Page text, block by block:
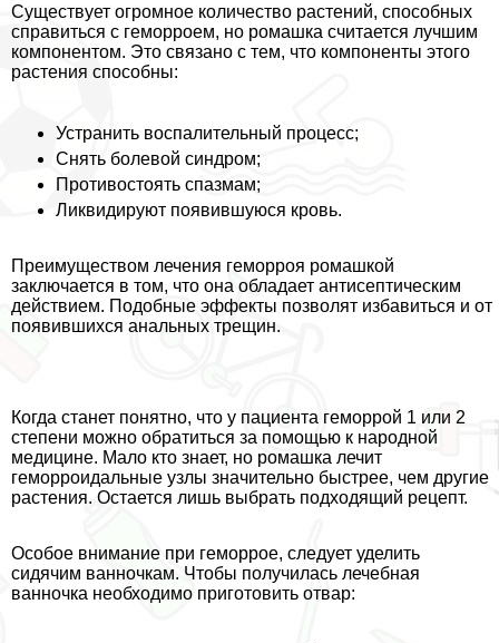
Существует огромное количество растений, способных
справиться с геморроем, но ромашка считается лучшим
компонентом. Это связано с тем, что компоненты этого
растения способны:
Устранить воспалительный процесс;
Снять болевой синдром;
Противостоять спазмам;
Ликвидируют появившуюся кровь.
Преимуществом лечения геморроя ромашкой
заключается в том, что она обладает антисептическим
действием. Подобные эффекты позволят избавиться и от
появившихся aнaльных трещин.
Когда станет понятно, что у пациента геморрой 1 или 2
степени можно обратиться за помощью к народной
медицине. Мало кто знает, но ромашка лечит
геморроидальные узлы значительно быстрее, чем другие
растения. Остается лишь выбрать подходящий рецепт.
Особое внимание при геморрое, следует уделить
сидячим ванночкам. Чтобы получилась лечебная
ванночка необходимо приготовить отвар: